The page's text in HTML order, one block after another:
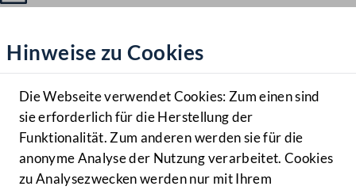
Hilfe
Benutzer
Navigationsmenü öffnen
MENÜ
Hinweise zu Cookies
Die Webseite verwendet Cookies: Zum einen sind
sie erforderlich für die Herstellung der
Funktionalität. Zum anderen werden sie für die
anonyme Analyse der Nutzung verarbeitet. Cookies
zu Analysezwecken werden nur mit Ihrem